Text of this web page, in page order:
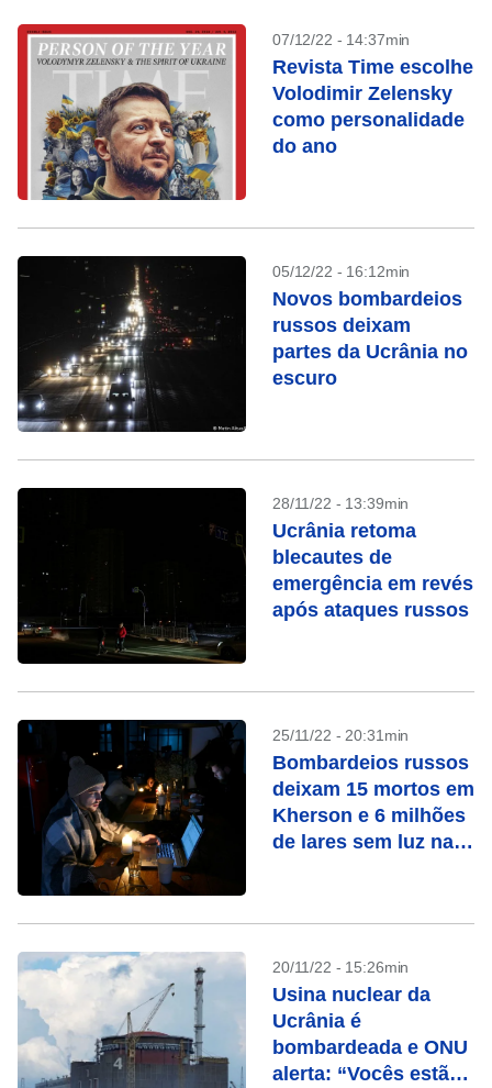
07/12/22 - 14:37min
Revista Time escolhe
Volodimir Zelensky
como personalidade
do ano
05/12/22 - 16:12min
Novos bombardeios
russos deixam
partes da Ucrânia no
escuro
28/11/22 - 13:39min
Ucrânia retoma
blecautes de
emergência em revés
após ataques russos
25/11/22 - 20:31min
Bombardeios russos
deixam 15 mortos em
Kherson e 6 milhões
de lares sem luz na
20/11/22 - 15:26min
Usina nuclear da
Ucrânia é
bombardeada e ONU
alerta: “Vocês estão